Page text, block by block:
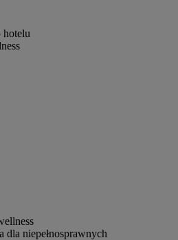
hotelu
dla niepełnosprawnych